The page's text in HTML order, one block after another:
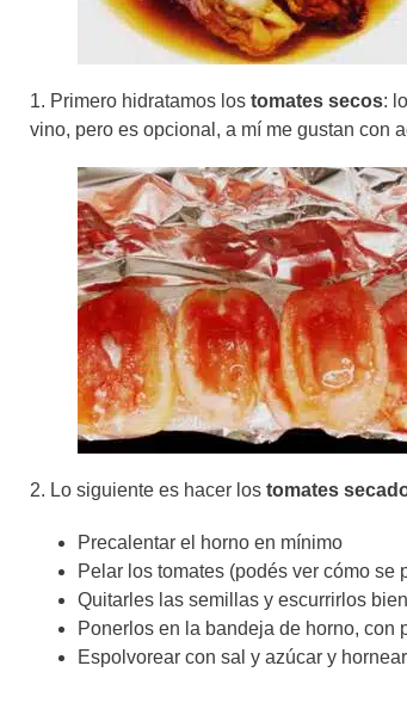
1. Primero hidratamos los tomates secos:
vino, pero es opcional, a mí me gustan con
2. Lo siguiente es hacer los tomates
Precalentar el horno en mínimo
Pelar los tomates (podés ver cómo se
Quitarles las semillas y escurrirlos
Ponerlos en la bandeja de horno, con
Espolvorear con sal y azúcar y